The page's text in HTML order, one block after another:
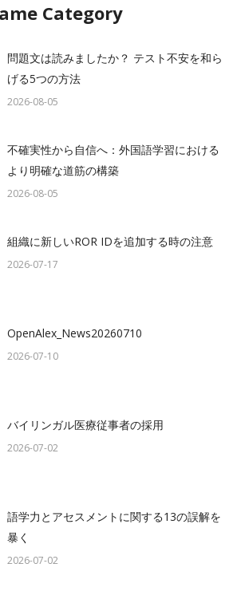
Category
問題文は読みましたか？ テスト不安を和ら
げる5つの方法
2026-08-05
不確実性から自信へ：外国語学習における
より明確な道筋の構築
2026-08-05
組織に新しいROR IDを追加する時の注意
2026-07-17
OpenAlex_News20260710
2026-07-10
バイリンガル医療従事者の採用
2026-07-02
語学力とアセスメントに関する13の誤解を
暴く
2026-07-02